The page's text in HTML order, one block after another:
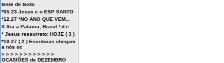
teste de texto
*05.23 Jesus e o ESP SANTO
*12.27 *NO ANO QUE VEM...
X 0ra a Palavra, Brasil ! d.e
* Jesus ressurreto: HOJE ( 3 )
*10.27 ( 2 ) Escrituras chegam
a nós oc
> > > > > > > > > > > >
OCASIÕES de DEZEMBRO